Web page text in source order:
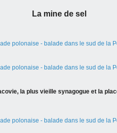
La mine de sel
la plus vieille synagogue et la